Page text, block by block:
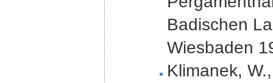
Badischen
Wiesbaden
Klimanek,